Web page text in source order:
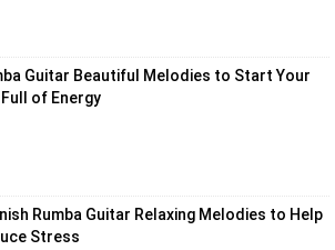
Guitar Beautiful Melodies to Start Your
Full of Energy
Rumba Guitar Relaxing Melodies to Help
Stress